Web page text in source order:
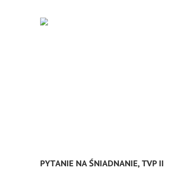
PYTANIE NA ŚNIADNANIE, TVP II